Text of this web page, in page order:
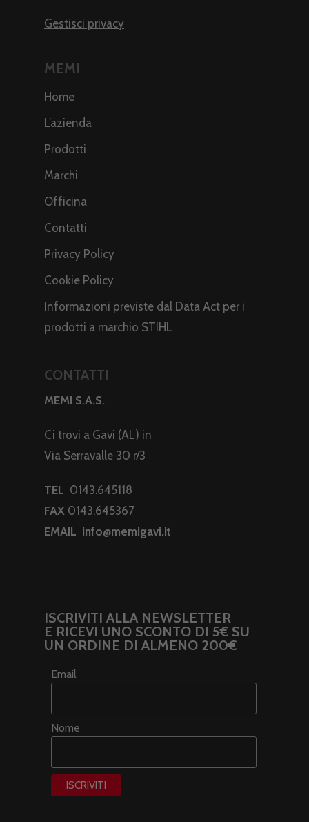
Gestisci privacy
MEMI
Home
L’azienda
Prodotti
Marchi
Officina
Contatti
Privacy Policy
Cookie Policy
Informazioni previste dal Data Act per i
prodotti a marchio STIHL
CONTATTI
MEMI S.A.S.
Ci trovi a Gavi (AL) in
Via Serravalle 30 r/3
TEL 0143.645118
FAX 0143.645367
EMAIL info@memigavi.it
ISCRIVITI ALLA NEWSLETTER
E RICEVI UNO SCONTO DI 5€ SU
UN ORDINE DI ALMENO 200€
Email
Nome